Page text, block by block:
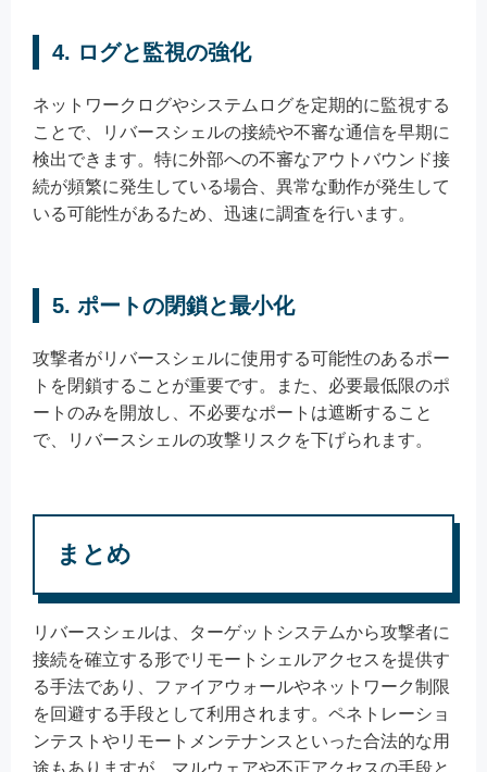
4. ログと監視の強化
ネットワークログやシステムログを定期的に監視する
ことで、リバースシェルの接続や不審な通信を早期に
検出できます。特に外部への不審なアウトバウンド接
続が頻繁に発生している場合、異常な動作が発生して
いる可能性があるため、迅速に調査を行います。
5. ポートの閉鎖と最小化
攻撃者がリバースシェルに使用する可能性のあるポー
トを閉鎖することが重要です。また、必要最低限のポ
ートのみを開放し、不必要なポートは遮断すること
で、リバースシェルの攻撃リスクを下げられます。
まとめ
リバースシェルは、ターゲットシステムから攻撃者に
接続を確立する形でリモートシェルアクセスを提供す
る手法であり、ファイアウォールやネットワーク制限
を回避する手段として利用されます。ペネトレーショ
ンテストやリモートメンテナンスといった合法的な用